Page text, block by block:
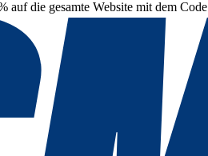
die gesamte Website mit dem Code